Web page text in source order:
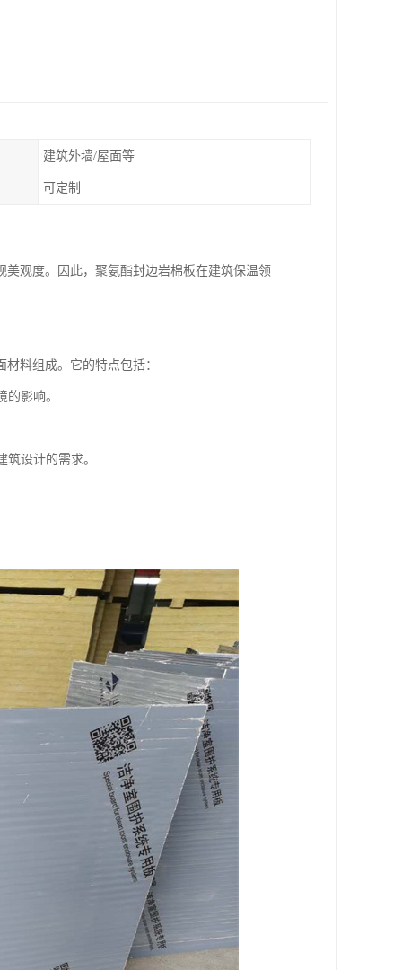
建筑外墙/屋面等
可定制
观度。因此，聚氨酯封边岩棉板在建筑保温领
料组成。它的特点包括：
影响。
设计的需求。